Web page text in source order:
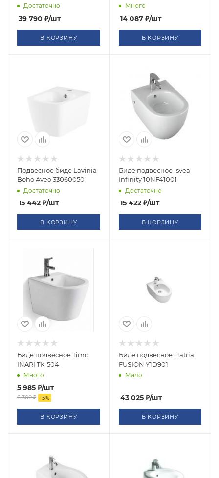
Достаточно
39 790 ₽/шт
В КОРЗИНУ
Много
14 087₽/шт
В КОРЗИНУ
Подвесное биде Lavinia
Boho Aveo 33060050
Достаточно
15 442 ₽/шт
В КОРЗИНУ
Биде подвесное Isvea
Infinity 10NF41001
Достаточно
15 422₽/шт
В КОРЗИНУ
Биде подвесное Timo
INARI TK-504
Много
5 985 ₽/шт
6 300₽ -5%
В КОРЗИНУ
Биде подвесное Hatria
FUSION Y1D901
Мало
43 025₽/шт
В КОРЗИНУ